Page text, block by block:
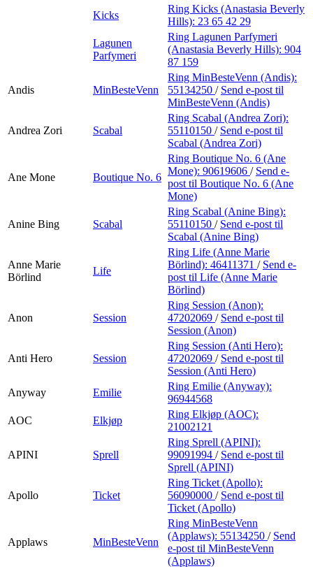
Kicks
Ring Kicks (Anastasia Beverly
Hills): 23 65 42 29
Lagunen
Parfymeri
Ring Lagunen Parfymeri
(Anastasia Beverly Hills): 904
87 159
Andis MinBesteVenn
Ring MinBesteVenn (Andis):
55134250 / Send e-post til
MinBesteVenn (Andis)
Andrea Zori Scabal
Ring Scabal (Andrea Zori):
55110150 / Send e-post til
Scabal (Andrea Zori)
Ane Mone Boutique No. 6
Ring Boutique No. 6 (Ane
Mone): 90619606 / Send e-
post til Boutique No. 6 (Ane
Mone)
Anine Bing Scabal
Ring Scabal (Anine Bing):
55110150 / Send e-post til
Scabal (Anine Bing)
Anne Marie
Börlind
Life
Ring Life (Anne Marie
Börlind): 46411371 / Send e-
post til Life (Anne Marie
Börlind)
Anon Session
Ring Session (Anon):
47202069 / Send e-post til
Session (Anon)
Anti Hero Session
Ring Session (Anti Hero):
47202069 / Send e-post til
Session (Anti Hero)
Anyway
Emilie
Ring Emilie (Anyway):
96944568
AOC
Elkjøp
Ring Elkjøp (AOC):
21002121
APINI Sprell
Ring Sprell (APINI):
99091994 / Send e-post til
Sprell (APINI)
Apollo Ticket
Ring Ticket (Apollo):
56090000 / Send e-post til
Ticket (Apollo)
Applaws MinBesteVenn
Ring MinBesteVenn
(Applaws): 55134250 / Send
e-post til MinBesteVenn
(Applaws)